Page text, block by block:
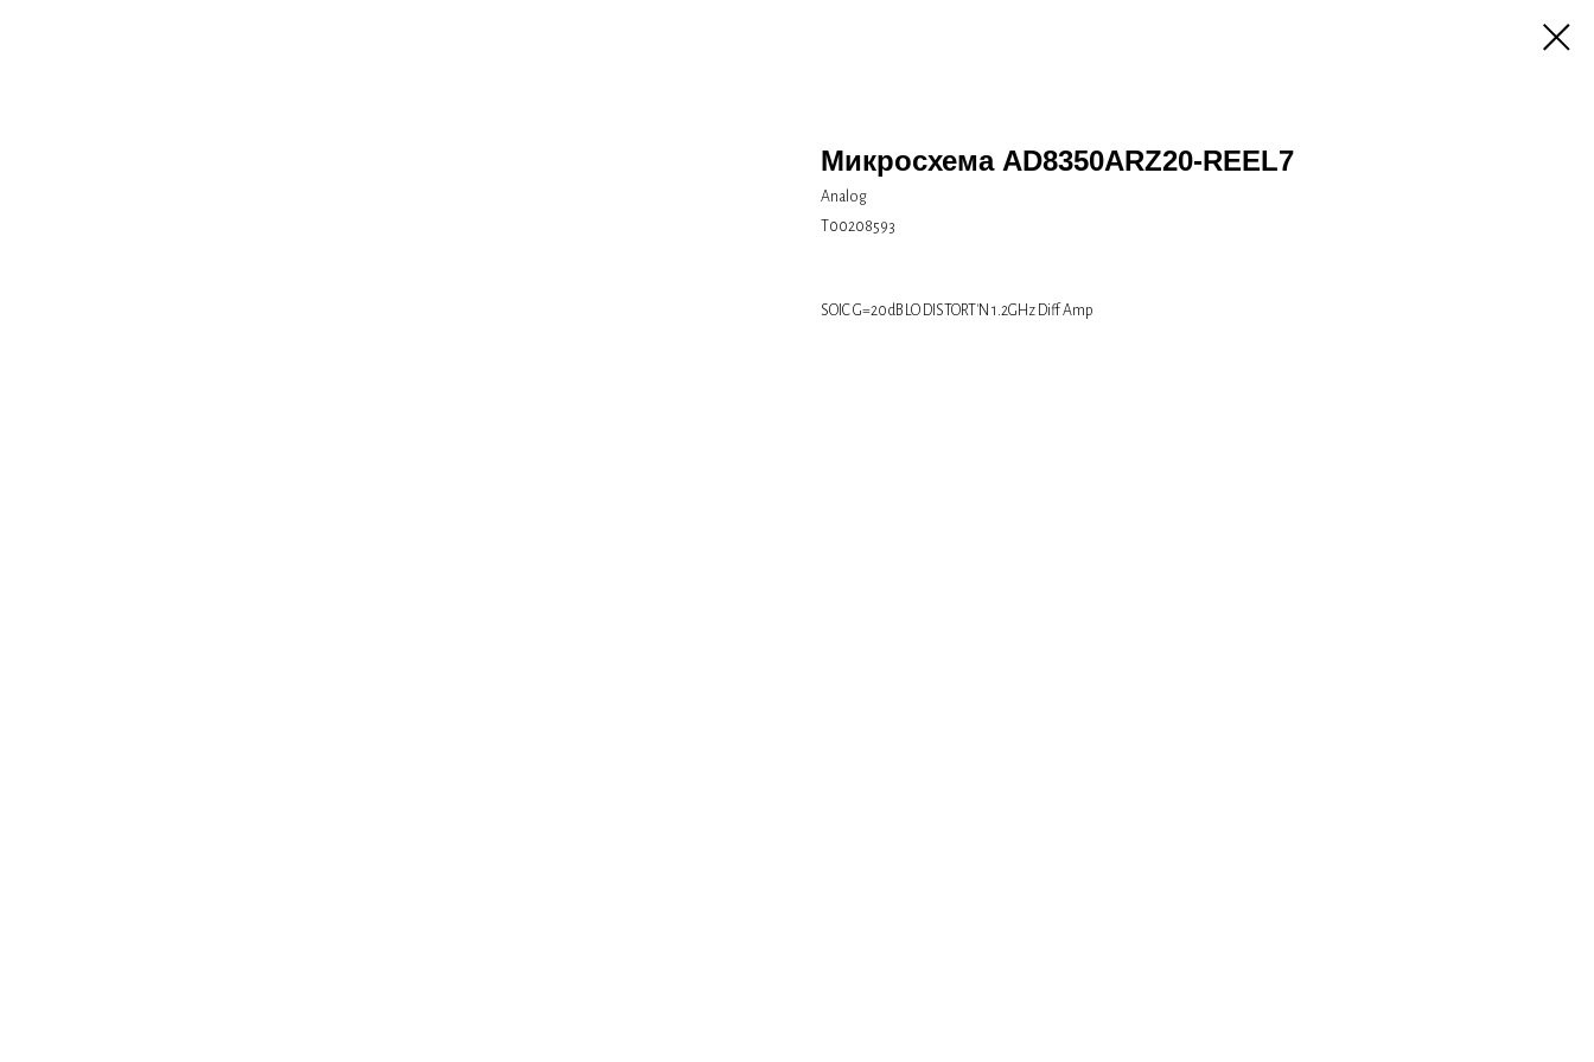
Микросхема AD8350ARZ20-REEL7
Analog
Т00208593
SOIC G=20dB LO DISTORT'N 1.2GHz Diff Amp